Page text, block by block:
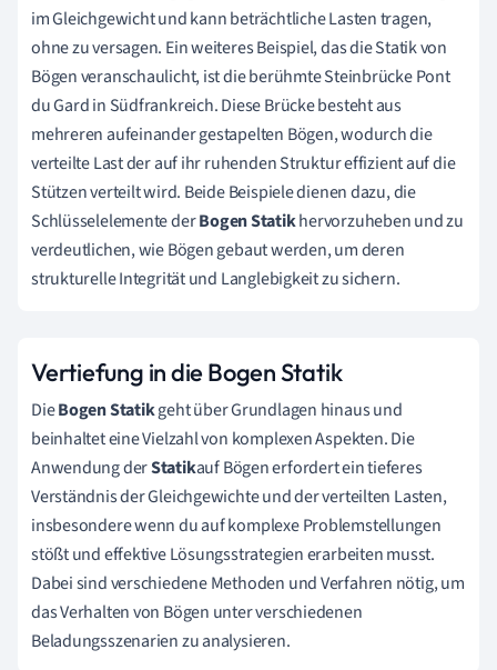
im Gleichgewicht und kann beträchtliche Lasten tragen,
ohne zu versagen. Ein weiteres Beispiel, das die Statik von
Bögen veranschaulicht, ist die berühmte Steinbrücke Pont
du Gard in Südfrankreich. Diese Brücke besteht aus
mehreren aufeinander gestapelten Bögen, wodurch die
verteilte Last der auf ihr ruhenden Struktur effizient auf die
Stützen verteilt wird. Beide Beispiele dienen dazu, die
Schlüsselelemente derBogen Statikhervorzuheben und zu
verdeutlichen, wie Bögen gebaut werden, um deren
strukturelle Integrität und Langlebigkeit zu sichern.
Vertiefung in die Bogen Statik
DieBogen Statikgeht über Grundlagen hinaus und
beinhaltet eine Vielzahl von komplexen Aspekten. Die
Anwendung derStatikauf Bögen erfordert ein tieferes
Verständnis der Gleichgewichte und der verteilten Lasten,
insbesondere wenn du auf komplexe Problemstellungen
stößt und effektive Lösungsstrategien erarbeiten musst.
Dabei sind verschiedene Methoden und Verfahren nötig, um
das Verhalten von Bögen unter verschiedenen
Beladungsszenarien zu analysieren.